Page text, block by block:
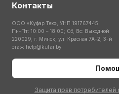
Контакты
ООО «Куфар Тех», УНП 191767445
Пн-Пт: 10:00 – 18:00; Сб, Вс: Выходной
220029, г. Минск, ул. Красная 7А-2, 3-й
этаж help@kufar.by
Защита прав